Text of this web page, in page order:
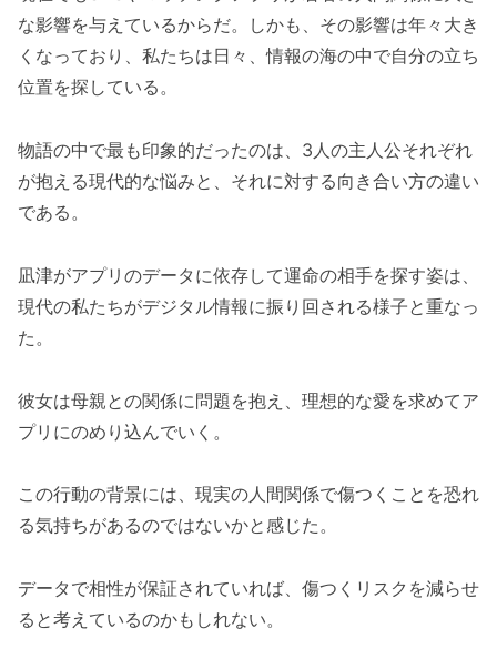
な影響を与えているからだ。しかも、その影響は年々大き
くなっており、私たちは日々、情報の海の中で自分の立ち
位置を探している。
物語の中で最も印象的だったのは、3人の主人公それぞれ
が抱える現代的な悩みと、それに対する向き合い方の違い
である。
凪津がアプリのデータに依存して運命の相手を探す姿は、
現代の私たちがデジタル情報に振り回される様子と重なっ
た。
彼女は母親との関係に問題を抱え、理想的な愛を求めてア
プリにのめり込んでいく。
この行動の背景には、現実の人間関係で傷つくことを恐れ
る気持ちがあるのではないかと感じた。
データで相性が保証されていれば、傷つくリスクを減らせ
ると考えているのかもしれない。